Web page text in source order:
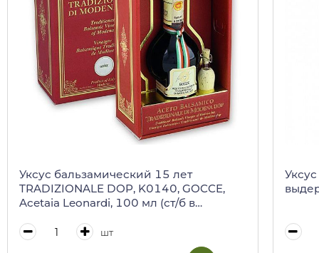
Уксус бальзамический 15 лет
TRADIZIONALE DOP, K0140, GOCCE,
Acetaia Leonardi, 100 мл (ст/б в
шт